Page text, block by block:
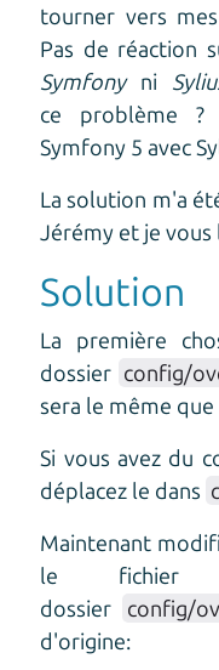
tourner vers
Pas de réaction
Symfonyni
ce problème ?
Symfony 5 avec
La solution m'a
Jérémy et je
Solution
La première
dossier config/
sera le même que
Si vous avez du
déplacez le dans
Maintenant
le fichier
dossier
config/
d'origine: